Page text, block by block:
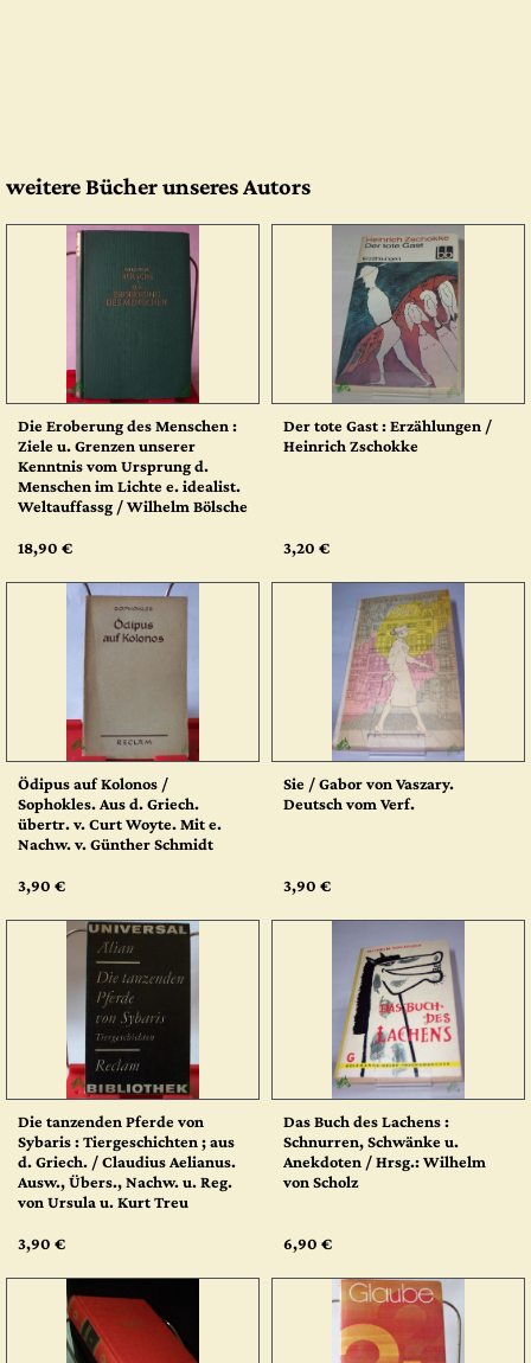
weitere Bücher unseres Autors
Die Eroberung des Menschen :
Ziele u. Grenzen unserer
Kenntnis vom Ursprung d.
Menschen im Lichte e. idealist.
Weltauffassg / Wilhelm Bölsche
18,90 €
Der tote Gast : Erzählungen /
Heinrich Zschokke
3,20 €
Ödipus auf Kolonos /
Sophokles. Aus d. Griech.
übertr. v. Curt Woyte. Mit e.
Nachw. v. Günther Schmidt
3,90 €
Sie / Gabor von Vaszary.
Deutsch vom Verf.
3,90 €
Die tanzenden Pferde von
Sybaris : Tiergeschichten ; aus
d. Griech. / Claudius Aelianus.
Ausw., Übers., Nachw. u. Reg.
von Ursula u. Kurt Treu
3,90 €
Das Buch des Lachens :
Schnurren, Schwänke u.
Anekdoten / Hrsg.: Wilhelm
von Scholz
6,90 €